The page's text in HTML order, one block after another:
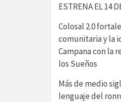
ESTRENA EL 14
Colosal 2.0
comunitaria y la
Campana con la
los Sueños
Más de medio
lenguaje del